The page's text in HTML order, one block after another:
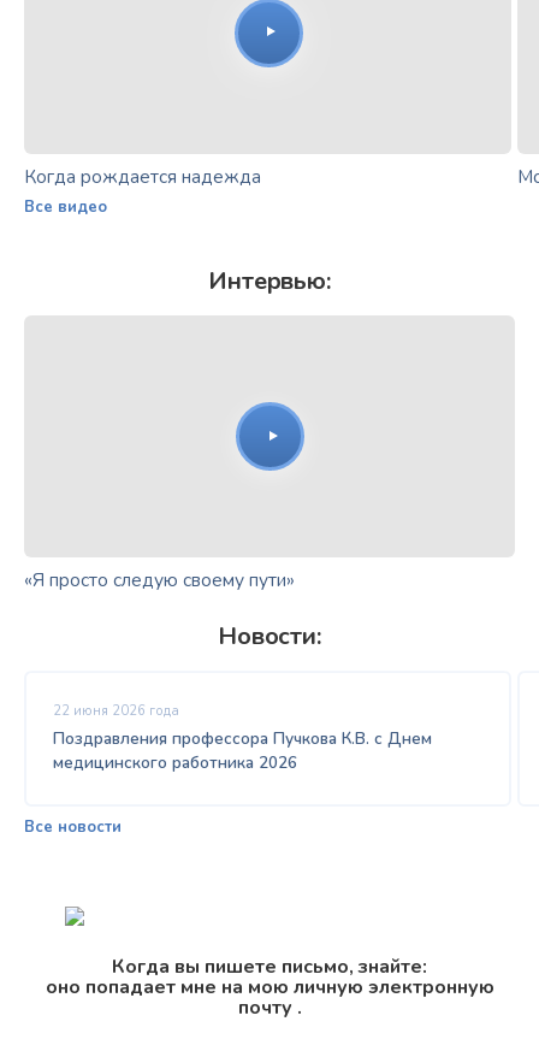
Когда рождается надежда
Все видео
Интервью:
«Я просто следую своему пути»
Новости:
22 июня 2026 года
Поздравления профессора Пучкова К.В. с Днем
медицинского работника 2026
Все новости
Когда вы пишете письмо, знайте:
оно попадает мне на мою личную электронную
почту .